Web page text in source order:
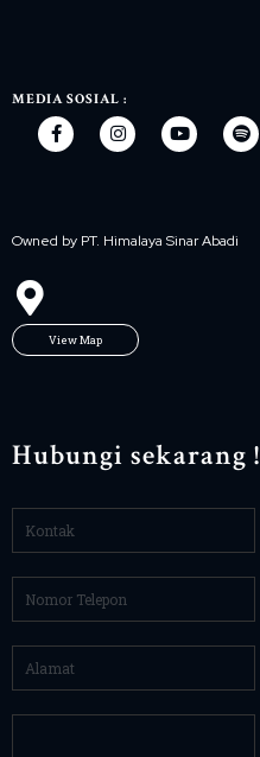
MEDIA SOSIAL :
Owned by PT. Himalaya Sinar Abadi
View Map
Hubungi sekarang !